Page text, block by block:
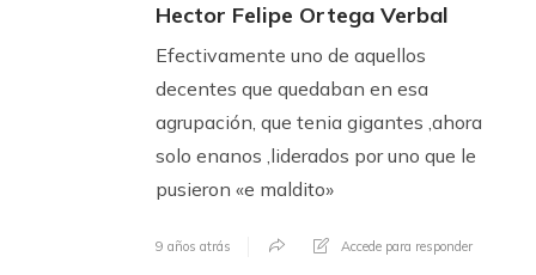
Hector Felipe Ortega Verbal
Efectivamente uno de aquellos
decentes que quedaban en esa
agrupación, que tenia gigantes ,ahora
solo enanos ,liderados por uno que le
pusieron «e maldito»
9 años atrás Accede para responder